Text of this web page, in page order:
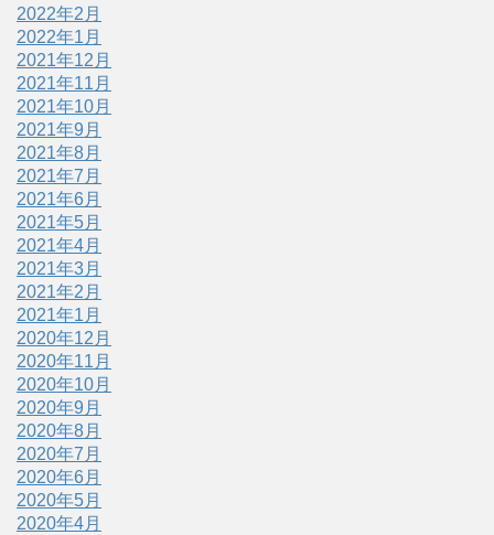
2022年2月
2022年1月
2021年12月
2021年11月
2021年10月
2021年9月
2021年8月
2021年7月
2021年6月
2021年5月
2021年4月
2021年3月
2021年2月
2021年1月
2020年12月
2020年11月
2020年10月
2020年9月
2020年8月
2020年7月
2020年6月
2020年5月
2020年4月